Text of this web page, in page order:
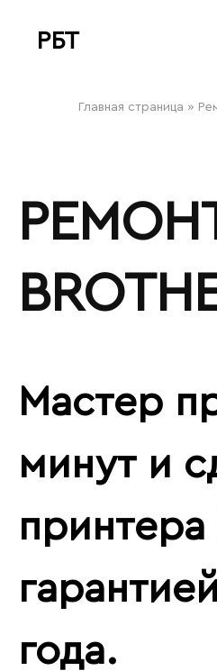
РБТ
bitovayatehnika
Главная страница »
Мастер
минут и
принтера
года.